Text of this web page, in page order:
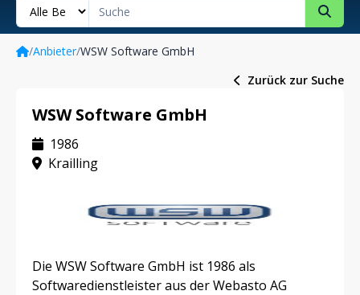
/Anbieter/WSW Software GmbH
Zurück zur Suche
WSW Software GmbH
1986
Krailling
Die WSW Software GmbH ist 1986 als
Softwaredienstleister aus der Webasto AG